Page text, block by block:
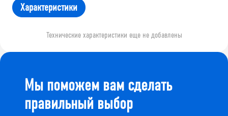
Характеристики
Технические характеристики еще не добавлены
Мы поможем вам сделать
правильный выбор